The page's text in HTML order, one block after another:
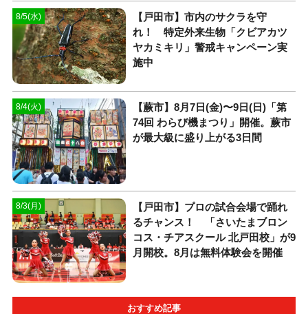
8/5(水)
【戸田市】市内のサクラを守
れ！ 特定外来生物「クビアカツ
ヤカミキリ」警戒キャンペーン実
施中
8/4(火)
【蕨市】8月7日(金)〜9日(日)「第
74回 わらび機まつり」開催。蕨市
が最大級に盛り上がる3日間
8/3(月)
【戸田市】プロの試合会場で踊れ
るチャンス！ 「さいたまブロン
コス・チアスクール 北戸田校」が9
月開校。8月は無料体験会を開催
おすすめ記事